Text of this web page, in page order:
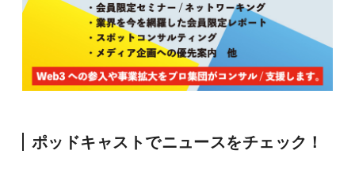
ポッドキャストでニュースをチェック！